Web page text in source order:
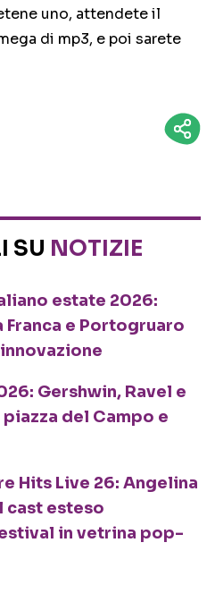
uno, attendete il
di mp3, e poi sarete
SU NOTIZIE
estate 2026:
Franca e Portogruaro
Gershwin, Ravel e
del Campo e
Hits Live 26: Angelina
cast esteso
in vetrina pop-